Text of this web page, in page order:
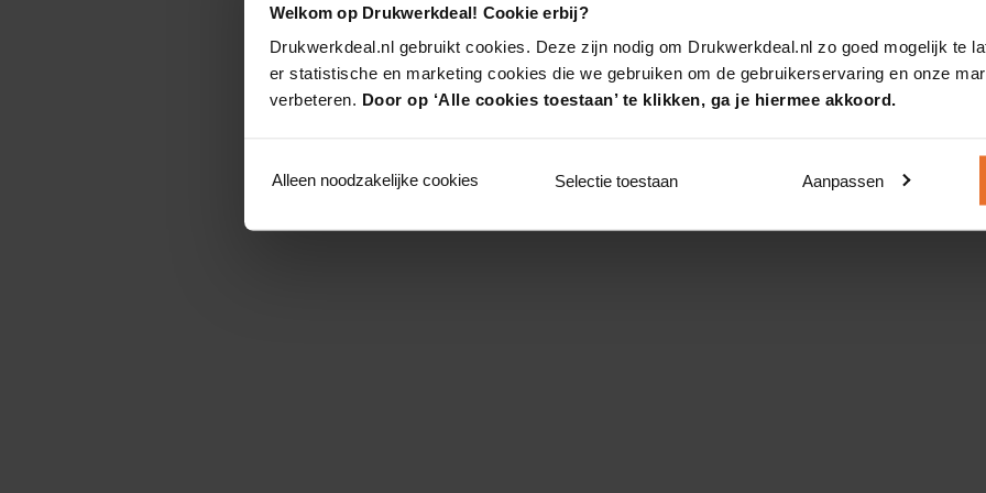
Welkom op Drukwerkdeal! Cookie erbij?
Drukwerkdeal.nl gebruikt cookies. Deze zijn nodig om Drukwerkdeal.nl zo goed mogelijk te
er statistische en marketing cookies die we gebruiken om de gebruikerservaring en onze
verbeteren. Door op ‘Alle cookies toestaan’ te klikken, ga je hiermee akkoord.
Alleen noodzakelijke cookies Selectie toestaan Aanpassen